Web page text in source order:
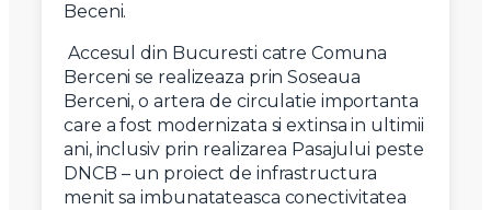
Beceni.
Accesul din Bucuresti catre Comuna
Berceni se realizeaza prin Soseaua
Berceni, o artera de circulatie importanta
care a fost modernizata si extinsa in ultimii
ani, inclusiv prin realizarea Pasajului peste
DNCB – un proiect de infrastructura
menit sa imbunatateasca conectivitatea